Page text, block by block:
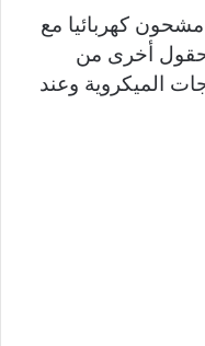
كهربائيا مع
أخرى من
الميكروية وعند